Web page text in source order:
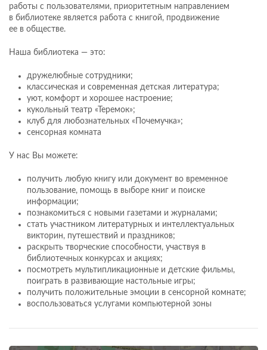
работы с пользователями, приоритетным направлением
в библиотеке является работа с книгой, продвижение
ее в обществе.
Наша библиотека — это:
дружелюбные сотрудники;
классическая и современная детская литература;
уют, комфорт и хорошее настроение;
кукольный театр «Теремок»;
клуб для любознательных «Почемучка»;
сенсорная комната
У нас Вы можете:
получить любую книгу или документ во временное
пользование, помощь в выборе книг и поиске
информации;
познакомиться с новыми газетами и журналами;
стать участником литературных и интеллектуальных
викторин, путешествий и праздников;
раскрыть творческие способности, участвуя в
библиотечных конкурсах и акциях;
посмотреть мультипликационные и детские фильмы,
поиграть в развивающие настольные игры;
получить положительные эмоции в сенсорной комнате;
воспользоваться услугами компьютерной зоны